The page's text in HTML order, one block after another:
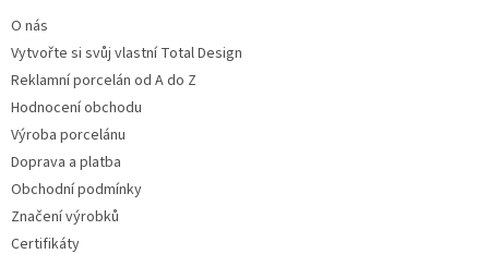
O nás
Vytvořte si svůj vlastní Total Design
Reklamní porcelán od A do Z
Hodnocení obchodu
Výroba porcelánu
Doprava a platba
Obchodní podmínky
Značení výrobků
Certifikáty